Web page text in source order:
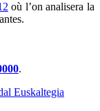
où l’on analisera la
.
Euskaltegia